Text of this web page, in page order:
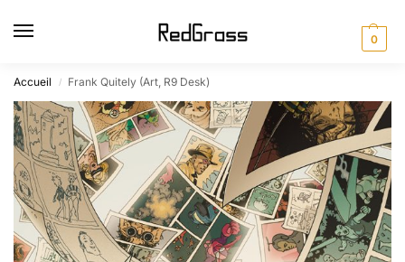
0
Accueil / Frank Quitely (Art, R9 Desk)